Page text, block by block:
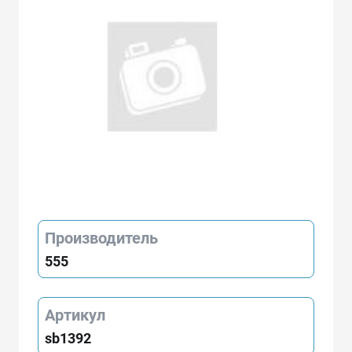
Производитель
555
Артикул
sb1392